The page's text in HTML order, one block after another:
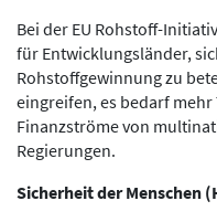
Bei der EU Rohstoff-
für Entwicklungsländer,
Rohstoffgewinnung zu
eingreifen, es bedarf
Finanzströme von
Regierungen.
Sicherheit der Menschen